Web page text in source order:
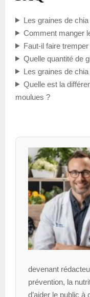
Les graines de
Comment manger
Faut-il faire
Quelle quantité de
Les graines de
Quelle est la
moulues ?
devenant
prévention, la
d’aider le public